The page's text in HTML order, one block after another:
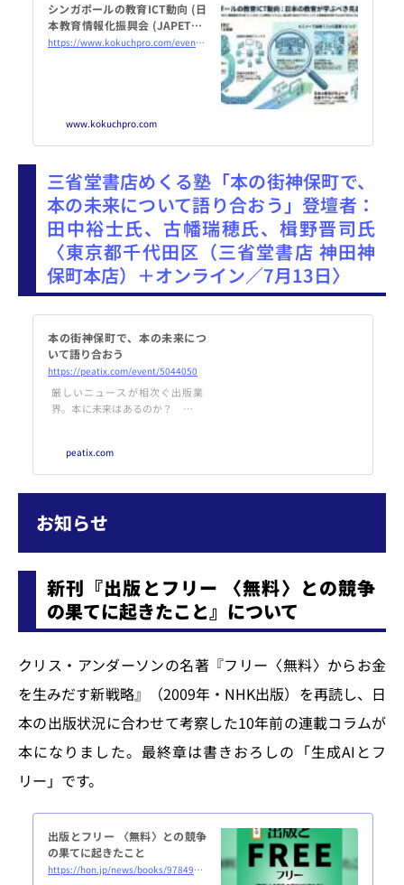
シンガポールの教育ICT動向 (日
本教育情報化振興会 (JAPET&C
EC) の海外視察から) 2026年7月
https://www.kokuchpro.com/event/20260710/
www.kokuchpro.com
三省堂書店めくる塾「本の街神保町で、
本の未来について語り合おう」登壇者：
田中裕士氏、古幡瑞穂氏、楫野晋司氏
〈東京都千代田区（三省堂書店 神田神
保町本店）＋オンライン／7月13日〉
本の街神保町で、本の未来につ
いて語り合おう
https://peatix.com/event/5044050
厳しいニュースが相次ぐ出版業
界。本に未来はあるのか？ 将来
来ています。本を愛してやまない
3人の論客が、様々な角度から本
の未... powered by Peatix : More t
peatix.com
お知らせ
新刊『出版とフリー 〈無料〉との競争
の果てに起きたこと』について
クリス・アンダーソンの名著『フリー〈無料〉からお金
を生みだす新戦略』（2009年・NHK出版）を再読し、日
本の出版状況に合わせて考察した10年前の連載コラムが
本になりました。最終章は書きおろしの「生成AIとフ
リー」です。
出版とフリー 〈無料〉との競争
の果てに起きたこと
https://hon.jp/news/books/9784910832258-9784910832265